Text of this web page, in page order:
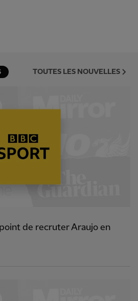
TOUTES LES NOUVELLES
de recruter Araujo en